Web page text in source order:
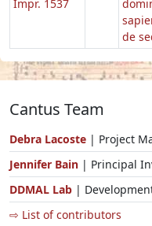
Impr. 1537
de
Cantus Team
Debra Lacoste | Project
Jennifer Bain | Principal
DDMAL Lab |
⇨ List of contributors